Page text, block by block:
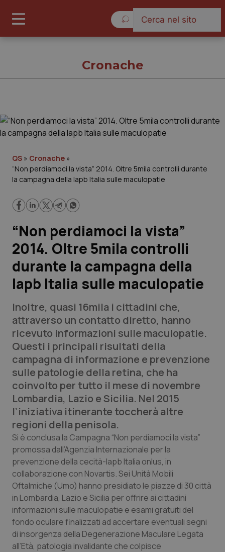
Governo e Parlamento
Regioni e Asl
Lavoro e Professioni
Scienza e Farmaci
Studi e Analisi
Lettere al direttore
Edizioni Regionali
QS Pro
Professionisti Sanitari.AI
Abruzzo
Basilicata
Calabria
Campania
Emilia-Romagna
Friuli Venezia Giulia
QS Pro Gold
Artrite & artrosi
Asma & BPCO
Car-T
Colesterolo & coronaropatie
Dermatite Atopica
QS Club Newsletter
Cronache
QS » Cronache »
“Non perdiamoci la vista” 2014. Oltre 5mila controlli durante
la campagna della Iapb Italia sulle maculopatie
“Non perdiamoci la vista”
2014. Oltre 5mila controlli
durante la campagna della
Iapb Italia sulle maculopatie
Inoltre, quasi 16mila i cittadini che,
attraverso un contatto diretto, hanno
ricevuto informazioni sulle maculopatie.
Questi i principali risultati della
campagna di informazione e prevenzione
sulle patologie della retina, che ha
coinvolto per tutto il mese di novembre
Lombardia, Lazio e Sicilia. Nel 2015
l’iniziativa itinerante toccherà altre
regioni della penisola.
Si è conclusa la Campagna “Non perdiamoci la vista”
promossa dall’Agenzia Internazionale per la
prevenzione della cecità-Iapb Italia onlus, in
collaborazione con Novartis. Sei Unità Mobili
Oftalmiche (Umo) hanno presidiato le piazze di 30 città
in Lombardia, Lazio e Sicilia per offrire ai cittadini
informazioni sulle maculopatie e esami gratuiti del
fondo oculare finalizzati ad accertare eventuali segni
di insorgenza della Degenerazione Maculare Legata
all’Età, patologia invalidante che colpisce